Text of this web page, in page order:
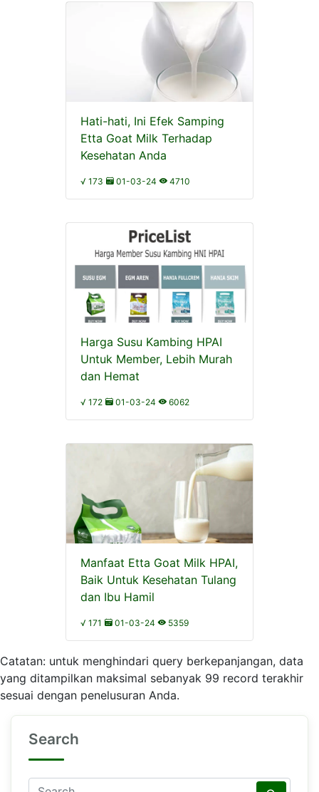
Hati-hati, Ini Efek Samping
Etta Goat Milk Terhadap
Kesehatan Anda
√ 173 01-03-24 4710
Harga Susu Kambing HPAI
Untuk Member, Lebih Murah
dan Hemat
√ 172 01-03-24 6062
Manfaat Etta Goat Milk HPAI,
Baik Untuk Kesehatan Tulang
dan Ibu Hamil
√ 171 01-03-24 5359
Catatan: untuk menghindari query berkepanjangan, data
yang ditampilkan maksimal sebanyak 99 record terakhir
sesuai dengan penelusuran Anda.
Search